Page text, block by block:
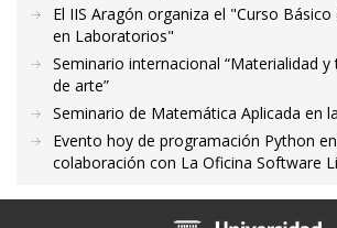
El IIS Aragón organiza el "Curso
en Laboratorios"
Seminario internacional “Materialidad
de arte”
Seminario de Matemática Aplicada en
Evento hoy de programación Python
colaboración con La Oficina Software